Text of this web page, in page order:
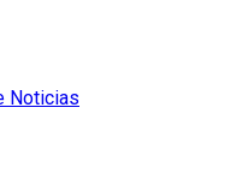
Noticias